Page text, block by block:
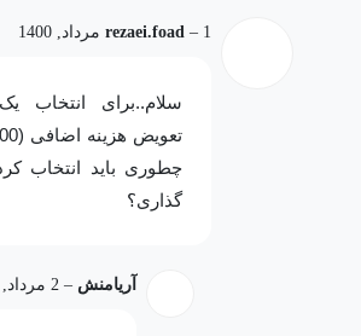
rezaei.foad – 1 مرداد, 1400
سلام..برای انتخاب
چطوری باید انتخاب
گذاری؟
آریامنش – 2 مرداد, 1400